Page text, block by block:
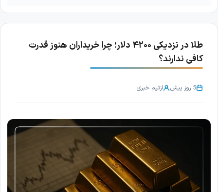
طلا در نزدیکی ۴۲۰۰ دلار؛ چرا خریداران هنوز قدرت
کافی ندارند؟
5 روز پیش ازتیم خبری